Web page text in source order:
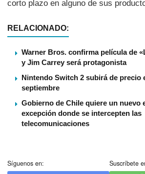
corto plazo en alguno de sus
RELACIONADO:
Warner Bros. confirma película de
y Jim Carrey será protagonista
Nintendo Switch 2 subirá de precio
septiembre
Gobierno de Chile quiere un nuevo
excepción donde se intercepten las
telecomunicaciones
Síguenos en: Suscríbete